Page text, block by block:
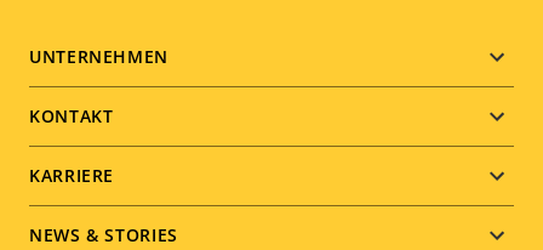
Footer
menu
UNTERNEHMEN
KONTAKT
KARRIERE
NEWS & STORIES